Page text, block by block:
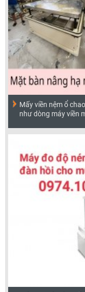
Mấy viền nệm ổ
như dòng máy viền